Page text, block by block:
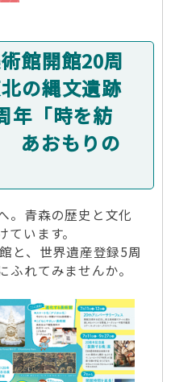
館開館20周
の縄文遺跡
年「時を紡
あおもりの
。青森の歴史と文化
います。
と、世界遺産登録5周
れてみませんか。